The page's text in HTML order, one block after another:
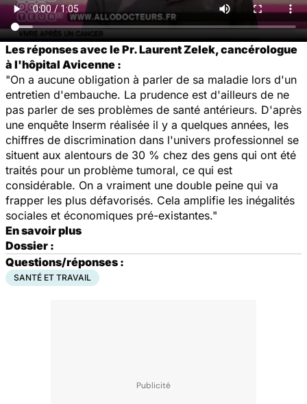
Les réponses avec le Pr. Laurent Zelek, cancérologue
à l'hôpital Avicenne :
"On a aucune obligation à parler de sa maladie lors d'un
entretien d'embauche. La prudence est d'ailleurs de ne
pas parler de ses problèmes de santé antérieurs. D'après
une enquête Inserm réalisée il y a quelques années, les
chiffres de discrimination dans l'univers professionnel se
situent aux alentours de 30 % chez des gens qui ont été
traités pour un problème tumoral, ce qui est
considérable. On a vraiment une double peine qui va
frapper les plus défavorisés. Cela amplifie les inégalités
sociales et économiques pré-existantes."
En savoir plus
Dossier :
Questions/réponses :
SANTÉ ET TRAVAIL